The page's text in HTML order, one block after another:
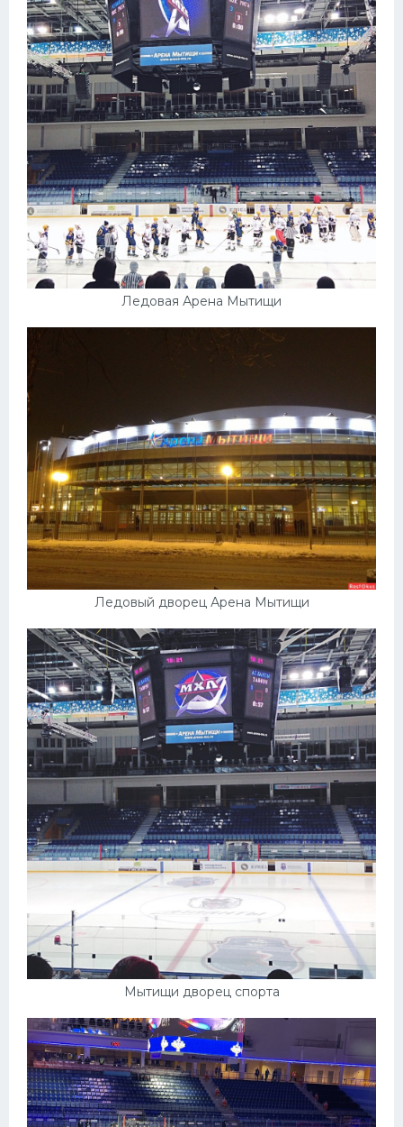
Ледовая Арена Мытищи
Ледовый дворец Арена Мытищи
Мытищи дворец спорта